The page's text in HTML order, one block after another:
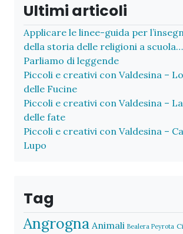
Ultimi articoli
Applicare le linee-guida per
della storia delle religioni a
Parliamo di leggende
Piccoli e creativi con Valdesina –
delle Fucine
Piccoli e creativi con Valdesina –
delle fate
Piccoli e creativi con Valdesina –
Lupo
Tag
Angrogna Animali Bealera Peyrota